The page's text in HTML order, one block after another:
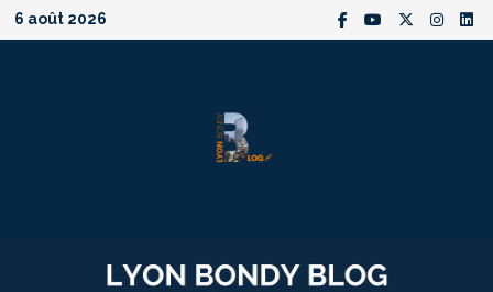
Passer
au
6 août 2026